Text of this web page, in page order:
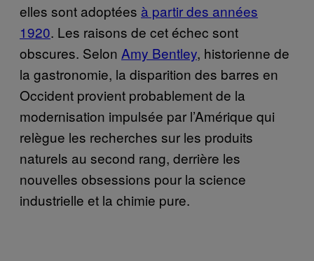
elles sont adoptées à partir des années
1920. Les raisons de cet échec sont
obscures. Selon Amy Bentley, historienne de
la gastronomie, la disparition des barres en
Occident provient probablement de la
modernisation impulsée par l’Amérique qui
relègue les recherches sur les produits
naturels au second rang, derrière les
nouvelles obsessions pour la science
industrielle et la chimie pure.